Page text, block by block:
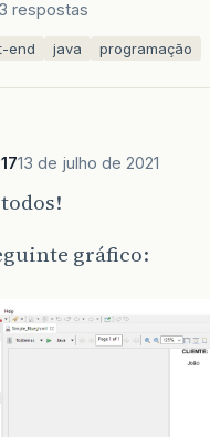
respostas
end java programação
13 de julho de 2021
gráfico: